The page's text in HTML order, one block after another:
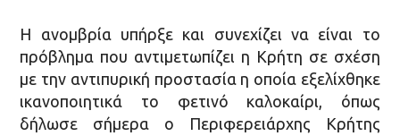
Η ανομβρία υπήρξε και συνεχίζει να είναι το
πρόβλημα που αντιμετωπίζει η Κρήτη σε σχέση
με την αντιπυρική προστασία η οποία εξελίχθηκε
ικανοποιητικά το φετινό καλοκαίρι, όπως
δήλωσε σήμερα ο Περιφερειάρχης Κρήτης